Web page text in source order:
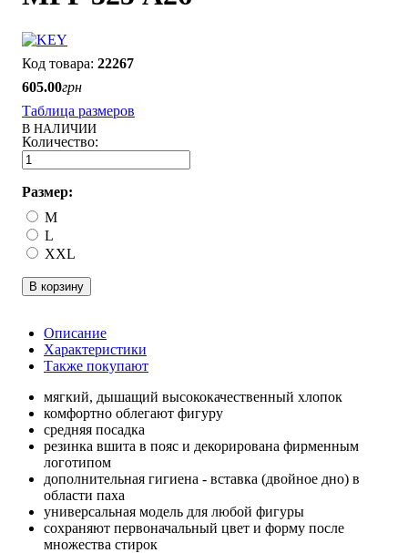
22267
605.00грн
Таблица размеров
В НАЛИЧИИ
Размер:
M
L
XXL
В корзину
Описание
Характеристики
Также покупают
мягкий, дышащий высококачественный хлопок
комфортно облегают фигуру
средняя посадка
резинка вшита в пояс и декорирована фирменным
логотипом
дополнительная гигиена - вставка (двойное дно) в
области паха
универсальная модель для любой фигуры
сохраняют первоначальный цвет и форму после
множества стирок